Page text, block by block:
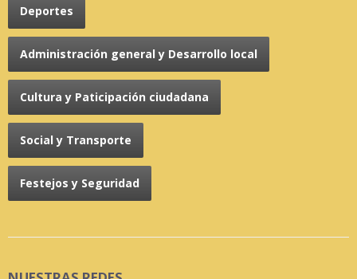
Deportes
Administración general y Desarrollo local
Cultura y Paticipación ciudadana
Social y Transporte
Festejos y Seguridad